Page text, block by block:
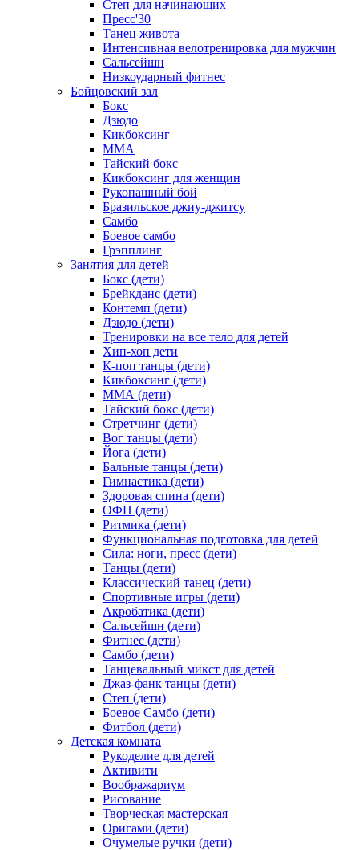
Степ для начинающих
Пресс'30
Танец живота
Интенсивная велотренировка для мужчин
Сальсейшн
Низкоударный фитнес
Бойцовский зал
Бокс
Дзюдо
Кикбоксинг
MMA
Тайский бокс
Кикбоксинг для женщин
Рукопашный бой
Бразильское джиу-джитсу
Самбо
Боевое самбо
Грэпплинг
Занятия для детей
Бокс (дети)
Брейкданс (дети)
Контемп (дети)
Дзюдо (дети)
Тренировки на все тело для детей
Хип-хоп дети
К-поп танцы (дети)
Кикбоксинг (дети)
ММА (дети)
Тайский бокс (дети)
Стретчинг (дети)
Вог танцы (дети)
Йога (дети)
Бальные танцы (дети)
Гимнастика (дети)
Здоровая спина (дети)
ОФП (дети)
Ритмика (дети)
Функциональная подготовка для детей
Сила: ноги, пресс (дети)
Танцы (дети)
Классический танец (дети)
Спортивные игры (дети)
Акробатика (дети)
Сальсейшн (дети)
Фитнес (дети)
Самбо (дети)
Танцевальный микст для детей
Джаз-фанк танцы (дети)
Степ (дети)
Боевое Самбо (дети)
Фитбол (дети)
Детская комната
Рукоделие для детей
Активити
Воображариум
Рисование
Творческая мастерская
Оригами (дети)
Очумелые ручки (дети)